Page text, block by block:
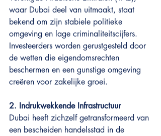
waar Dubai deel van uitmaakt, staat
bekend om zijn stabiele politieke
omgeving en lage criminaliteitscijfers.
Investeerders worden gerustgesteld door
de wetten die eigendomsrechten
beschermen en een gunstige omgeving
creëren voor zakelijke groei.
2. Indrukwekkende Infrastructuur
Dubai heeft zichzelf getransformeerd van
een bescheiden handelsstad in de